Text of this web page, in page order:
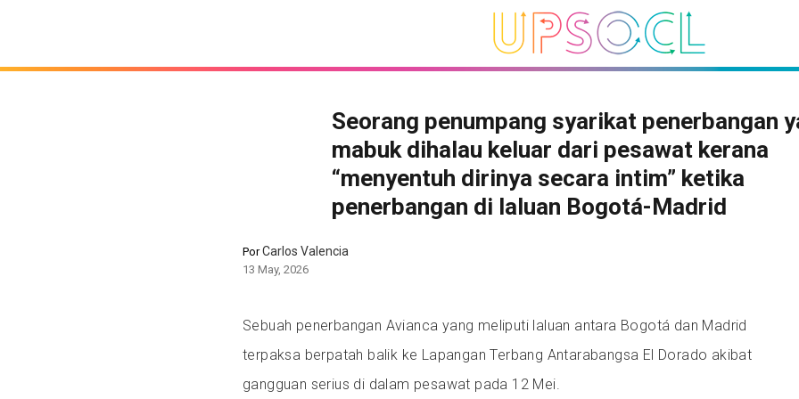
Seorang penumpang syarikat penerbangan
mabuk dihalau keluar dari pesawat kerana
“menyentuh dirinya secara intim” ketika
penerbangan di laluan Bogotá-Madrid
PorCarlos Valencia
13 May, 2026
Sebuah penerbangan Avianca yang meliputi laluan antara Bogotá dan Madrid
terpaksa berpatah balik ke Lapangan Terbang Antarabangsa El Dorado akibat
gangguan serius di dalam pesawat pada 12 Mei.